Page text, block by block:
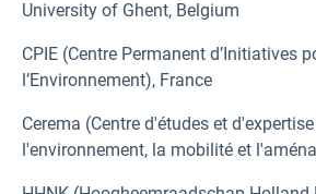
University of Ghent, Belgium
CPIE (Centre Permanent d’Initiatives
l’Environnement), France
Cerema (Centre d'études et
l'environnement, la mobilité et